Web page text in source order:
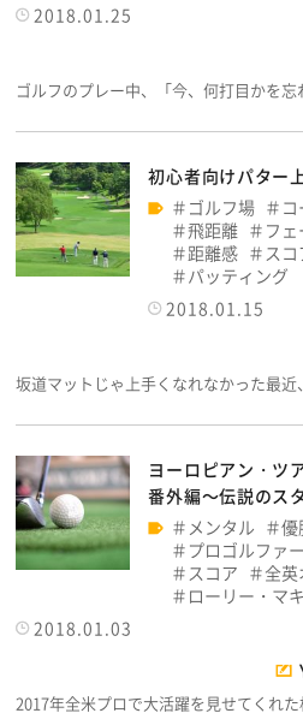
2018.01.25
ゴルフのプレー中、「今、何打目かを
初心者向けパター
ゴルフ場
コ
飛距離
フェ
距離感
スコ
パッティング
2018.01.15
坂道マットじゃ上手くなれなかった最
ヨーロピアン・ツ
番外編～伝説のス
メンタル
優
プロゴルファー
スコア
全
ローリー・マ
2018.01.03
2017年全米プロで大活躍を見せてくれ